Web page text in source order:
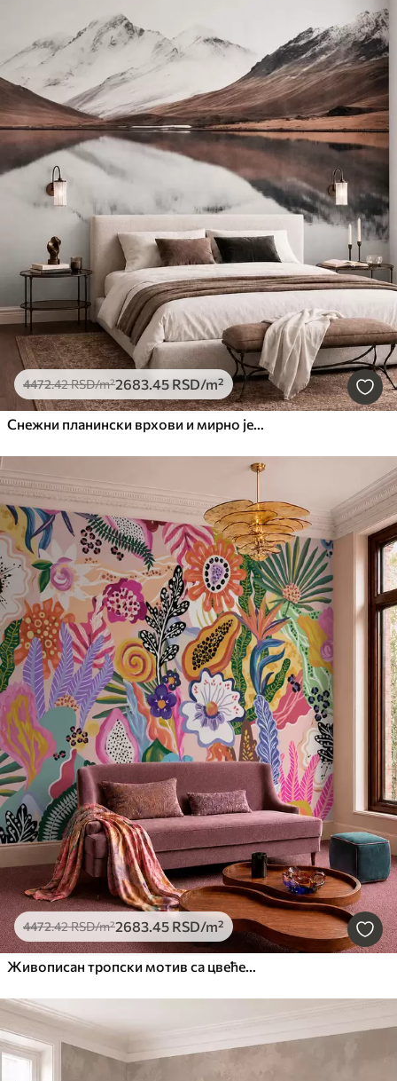
4472.42RSD/m²2683.45 RSD/m²
Снежни планински врхови и мирно језеро са одразом попут огледала
4472.42RSD/m²2683.45 RSD/m²
Живописан тропски мотив са цвећем, лишћем и шареним воћем